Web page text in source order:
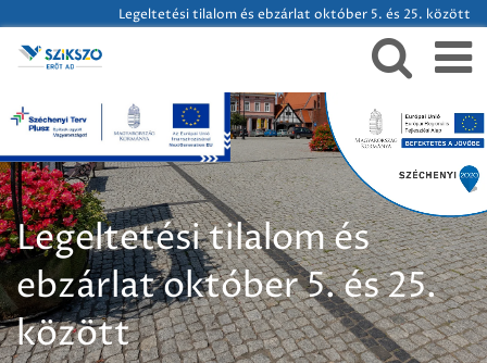
Legeltetési tilalom és ebzárlat október 5. és 25. között
Legeltetési tilalom és
ebzárlat október 5. és 25.
között